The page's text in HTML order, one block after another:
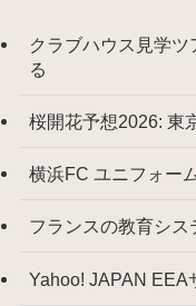
クラブハウス見学
る
桜開花予想2026: 東
横浜FC ユニフォー
フランスの教育シ
Yahoo! JAPAN EEA